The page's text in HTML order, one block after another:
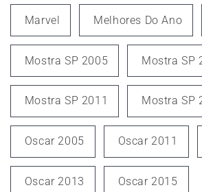
Marvel Melhores Do Ano
Mostra SP 2005 Mostra SP
Mostra SP 2011 Mostra SP
Oscar 2005 Oscar 2011
Oscar 2013 Oscar 2015